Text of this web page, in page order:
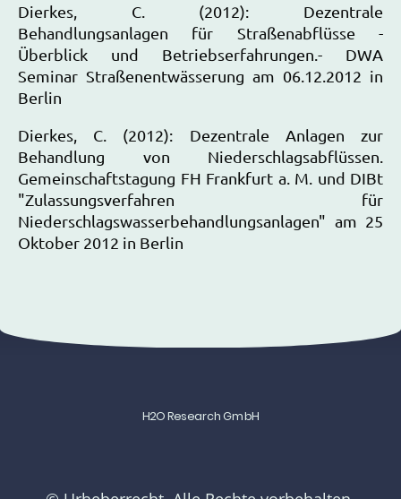
Dierkes, C. (2012): Dezentrale
Behandlungsanlagen für Straßenabflüsse -
Überblick und Betriebserfahrungen.- DWA
Seminar Straßenentwässerung am 06.12.2012 in
Berlin
Dierkes, C. (2012): Dezentrale Anlagen zur
Behandlung von Niederschlagsabflüssen.
Gemeinschaftstagung FH Frankfurt a. M. und DIBt
"Zulassungsverfahren für
Niederschlagswasserbehandlungsanlagen" am 25
Oktober 2012 in Berlin
H2O Research GmbH